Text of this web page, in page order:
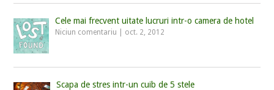
Cele mai frecvent uitate lucruri intr-o camera de hotel
Niciun comentariu oct. 2, 2012
Scapa de stres intr-un cuib de 5 stele